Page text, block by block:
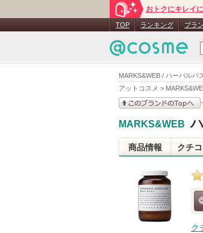
MARKS&WEB / ハーバルバ
アットコスメ >
おトクにキレイ
TOP ランキング ブラ
MARKS&WEB
商品情報 クチコ
ク